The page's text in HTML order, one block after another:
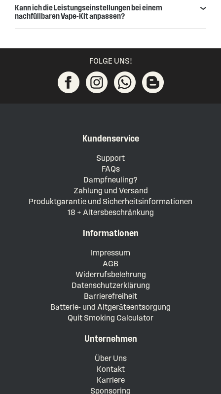
Kann ich die Leistungseinstellungen bei einem
nachfüllbaren Vape-Kit anpassen?
FOLGE UNS!
Kundenservice
Support
FAQs
Dampfneuling?
Zahlung und Versand
Produktgarantie und Sicherheitsinformationen
18 + Altersbeschränkung
Informationen
Impressum
AGB
Widerrufsbelehrung
Datenschutzerklärung
Barrierefreiheit
Batterie- und Altgeräteentsorgung
Quit Smoking Calculator
Unternehmen
Über Uns
Kontakt
Karriere
Sponsoring